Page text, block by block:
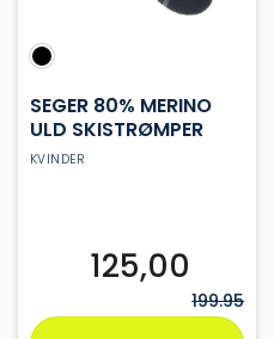
KVINDER
SEGER 80% MERINO
ULD SKISTRØMPER
199.95
125,00